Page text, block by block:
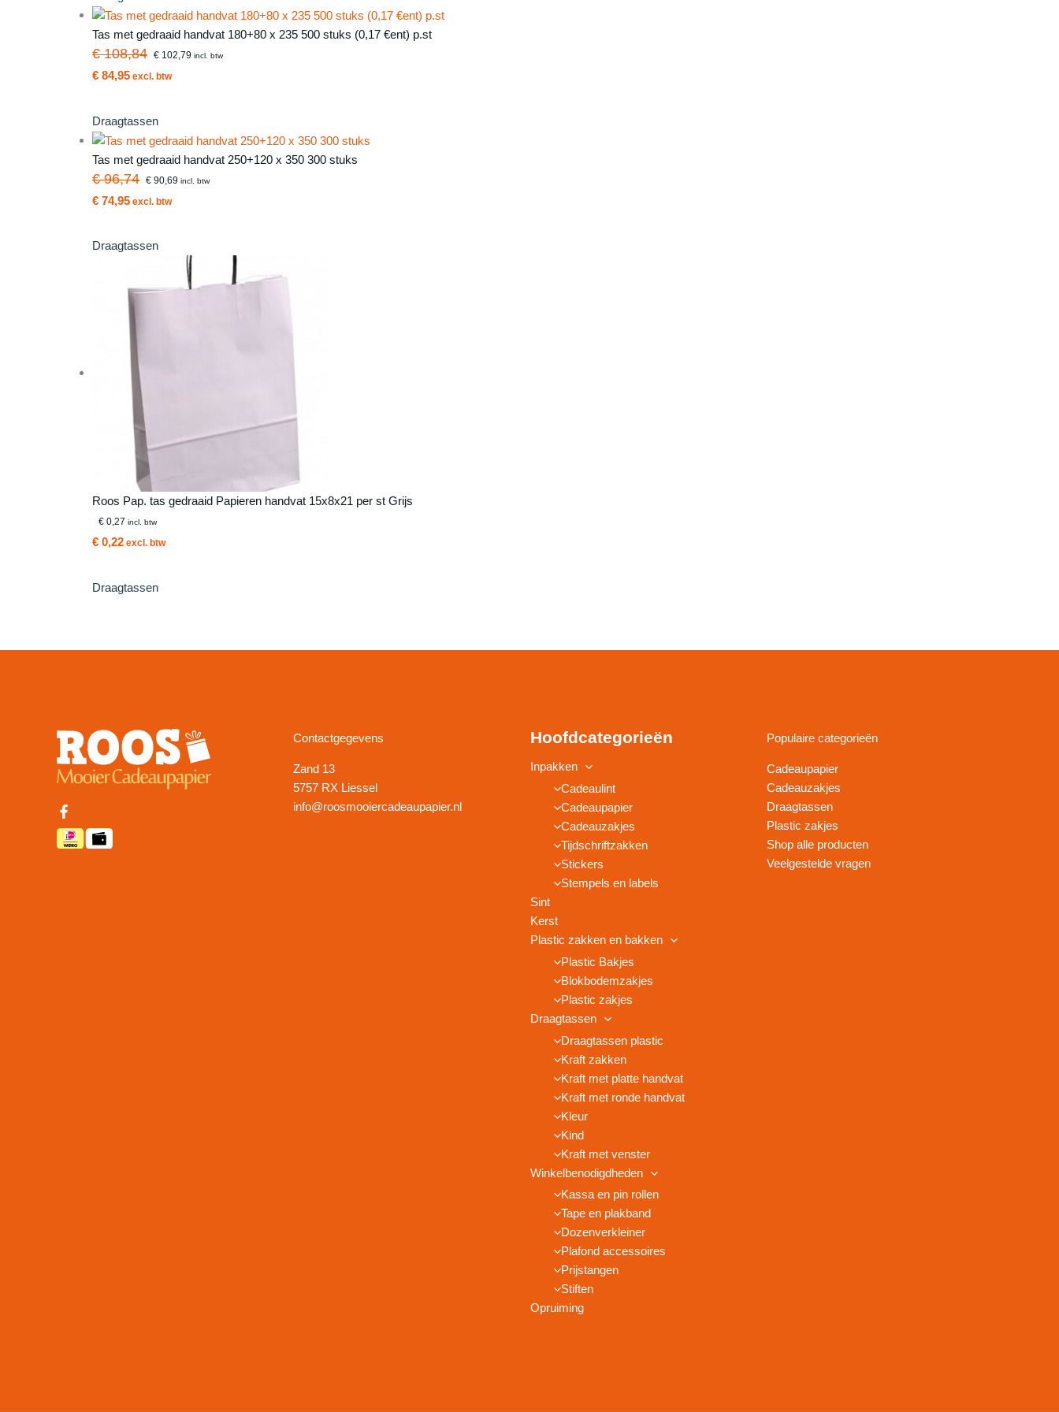
Tas met gedraaid handvat 180+80 x 235 500 stuks (0,17 €ent) p.st
€ 108,84 € 102,79 incl. btw
€ 84,95 excl. btw
Draagtassen
Tas met gedraaid handvat 250+120 x 350 300 stuks
€ 96,74 € 90,69 incl. btw
€ 74,95 excl. btw
Draagtassen
Roos Pap. tas gedraaid Papieren handvat 15x8x21 per st Grijs
€ 0,27 incl. btw
€ 0,22 excl. btw
Draagtassen
Contactgegevens
Zand 13
5757 RX Liessel
info@roosmooiercadeaupapier.nl
Hoofdcategorieën
Inpakken
Cadeaulint
Cadeaupapier
Cadeauzakjes
Tijdschriftzakken
Stickers
Stempels en labels
Sint
Kerst
Plastic zakken en bakken
Plastic Bakjes
Blokbodemzakjes
Plastic zakjes
Draagtassen
Draagtassen plastic
Kraft zakken
Kraft met platte handvat
Kraft met ronde handvat
Kleur
Kind
Kraft met venster
Winkelbenodigdheden
Kassa en pin rollen
Tape en plakband
Dozenverkleiner
Plafond accessoires
Prijstangen
Stiften
Opruiming
Populaire categorieën
Cadeaupapier
Cadeauzakjes
Draagtassen
Plastic zakjes
Shop alle producten
Veelgestelde vragen